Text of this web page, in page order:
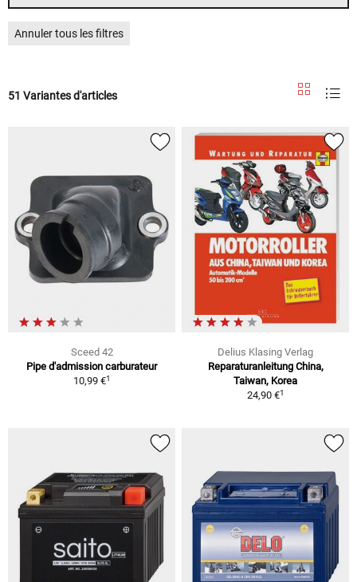
Annuler tous les filtres
51 Variantes d'articles
Sceed 42
Pipe d'admission carburateur
10,99 €1
Delius Klasing Verlag
Reparaturanleitung China,
Taiwan, Korea
24,90 €1